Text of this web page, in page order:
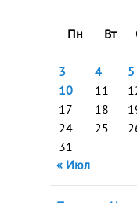
Пн
Вт
3
4 5
10
11
17
18
24
25
31
« Июл